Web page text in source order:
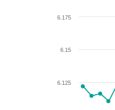
The chart has 1
6.125
6.15
6.175